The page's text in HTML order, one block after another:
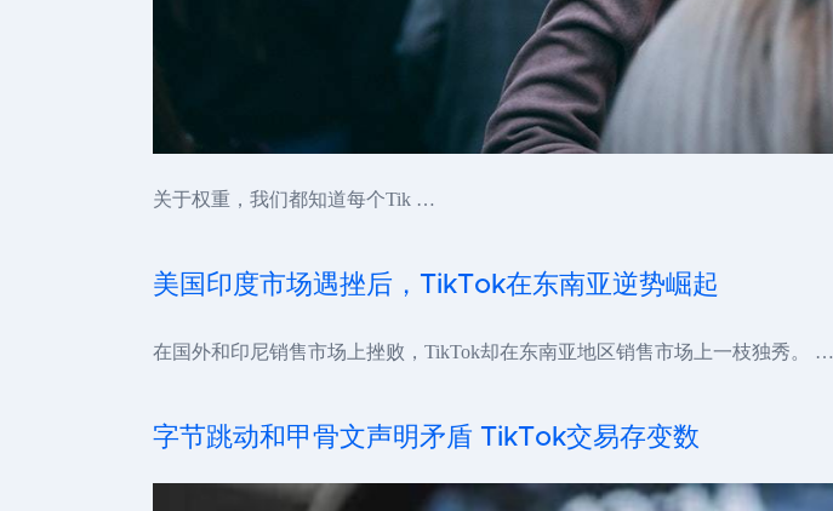
关于权重，我们都知道每个Tik …
美国印度市场遇挫后，TikTok在东南亚逆势崛起
在国外和印尼销售市场上挫败，TikTok却在东南亚地区销售市场上一枝独秀。 …
字节跳动和甲骨文声明矛盾 TikTok交易存变数